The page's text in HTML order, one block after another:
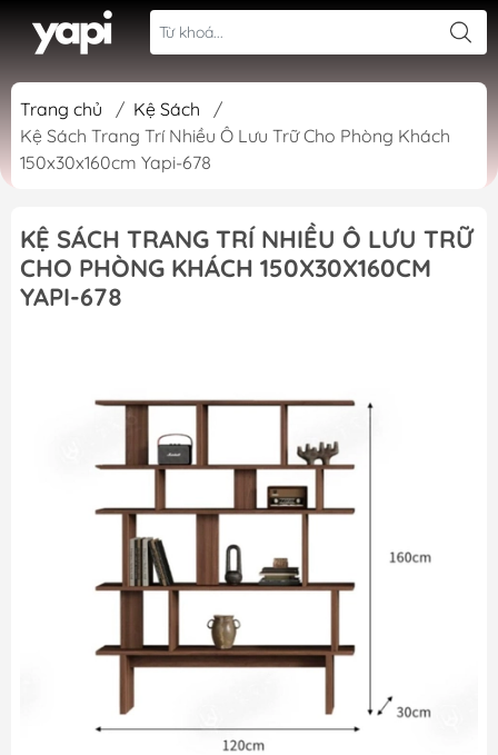
Trang chủ / Kệ Sách
/
Kệ Sách Trang Trí Nhiều Ô Lưu Trữ Cho Phòng Khách
150x30x160cm Yapi-678
KỆ SÁCH TRANG TRÍ NHIỀU Ô LƯU TRỮ
CHO PHÒNG KHÁCH 150X30X160CM
YAPI-678